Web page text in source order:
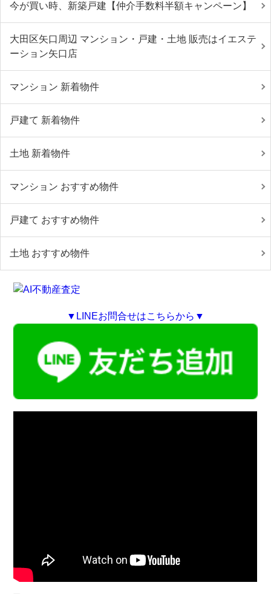
今が買い時、新築戸建【仲介手数料半額キャンペーン】
大田区矢口周辺 マンション・戸建・土地 販売はイエステ
ーション矢口店
マンション 新着物件
戸建て 新着物件
土地 新着物件
マンション おすすめ物件
戸建て おすすめ物件
土地 おすすめ物件
▼LINEお問合せはこちらから▼